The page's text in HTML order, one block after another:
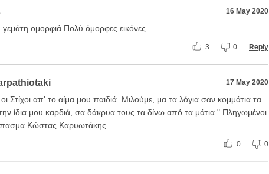
16 May 2020
γεμάτη ομορφιά.Πολύ όμορφες εικόνες...
3 0 Reply
17 May 2020
Στίχοι απ' το αίμα μου παιδιά. Μιλούμε, μα τα λόγια σαν κομμάτια τα
ίδια μου καρδιά, σα δάκρυα τους τα δίνω από τα μάτια." Πληγωμένοι
Κώστας Καρυωτάκης
0 0